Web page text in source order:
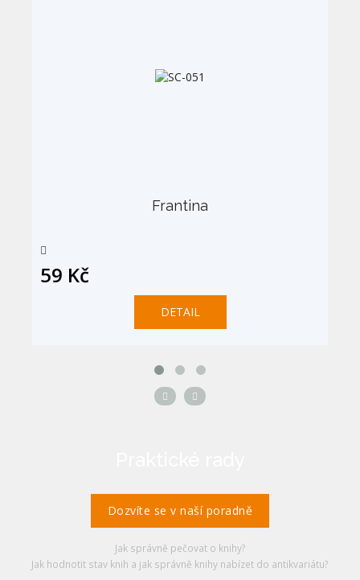
Frantina
59 Kč
DETAIL
Dozvíte se v naší poradně
Jak správně pečovat o knihy?
Jak hodnotit stav knih a jak správně knihy nabízet do antikvariátu?